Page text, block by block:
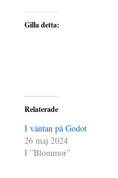
Gilla detta:
Relaterade
I väntan på Godot
26 maj 2024
I ”Blommor”